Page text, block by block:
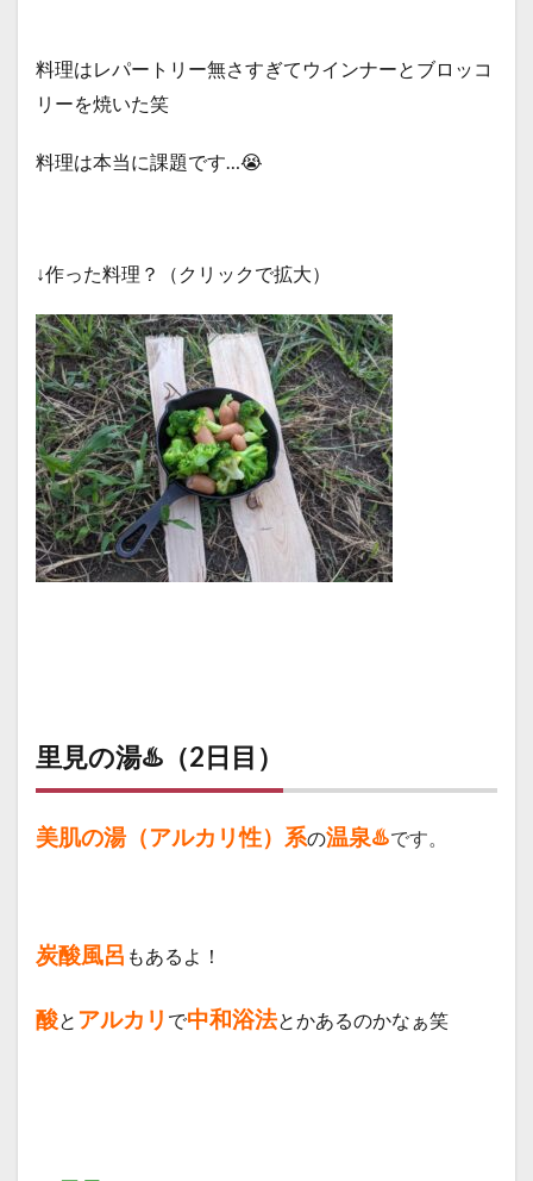
料理はレパートリー無さすぎてウインナーとブロッコ
リーを焼いた笑
料理は本当に課題です…😭
↓作った料理？（クリックで拡大）
里見の湯♨️（2日目）
美肌の湯（アルカリ性）系の温泉♨️です。
炭酸風呂 もあるよ！
酸と アルカリ で中和浴法とかあるのかなぁ笑